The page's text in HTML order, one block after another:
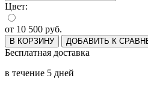
Цвет:
от 10 500 руб.
В КОРЗИНУ ДОБАВИТЬ К
Бесплатная доставка
в течение 5 дней